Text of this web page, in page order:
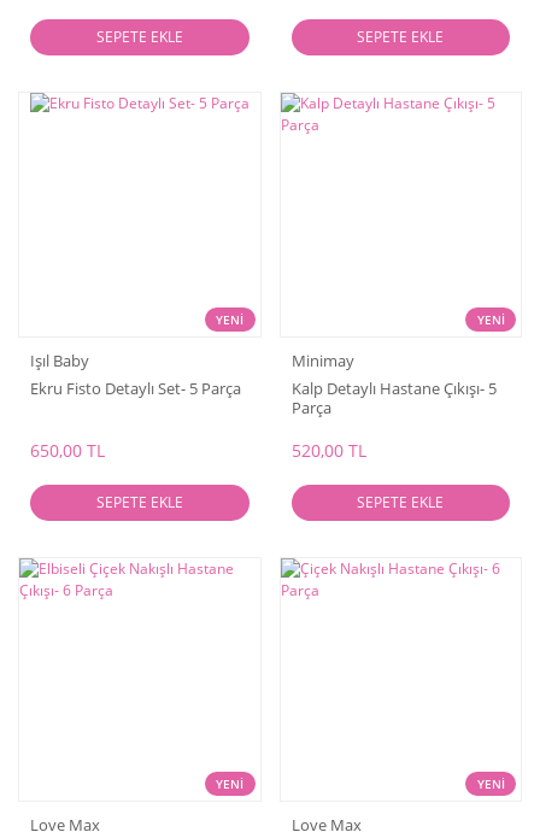
SEPETE EKLE SEPETE EKLE
YENİ
Işıl Baby
Ekru Fisto Detaylı Set- 5 Parça
650,00 TL
SEPETE EKLE
YENİ
Minimay
Kalp Detaylı Hastane Çıkışı- 5
Parça
520,00 TL
SEPETE EKLE
YENİ
Love Max
YENİ
Love Max